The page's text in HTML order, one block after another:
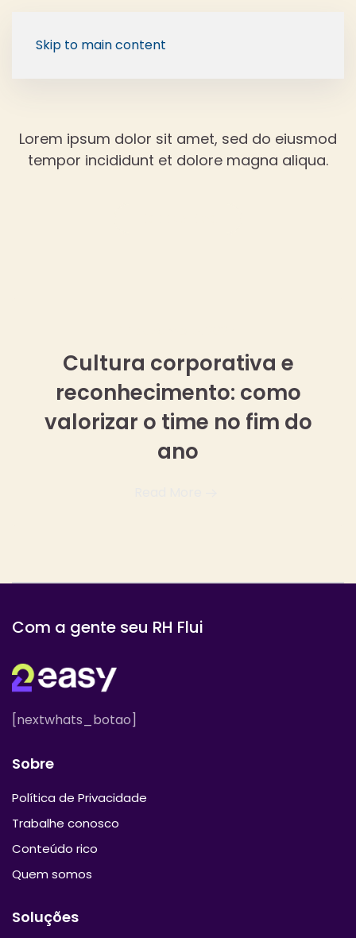
Skip to main content
Lorem ipsum dolor sit amet, sed do eiusmod
tempor incididunt et dolore magna aliqua.
Cultura corporativa e
reconhecimento: como
valorizar o time no fim do
ano
Com a gente seu RH Flui
[nextwhats_botao]
Sobre
Política de Privacidade
Trabalhe conosco
Conteúdo rico
Quem somos
Soluções